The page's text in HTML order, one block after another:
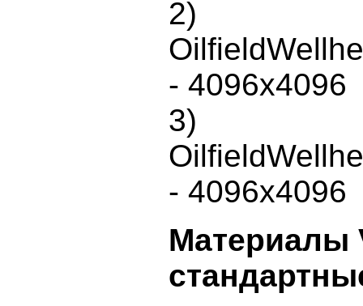
2)
- 4096x4096
3)
- 4096x4096
Материалы